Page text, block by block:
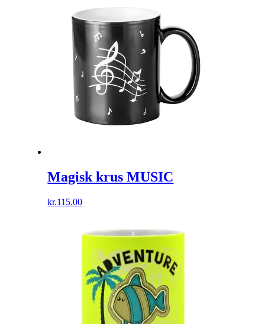
Magisk krus MUSIC
kr.115.00